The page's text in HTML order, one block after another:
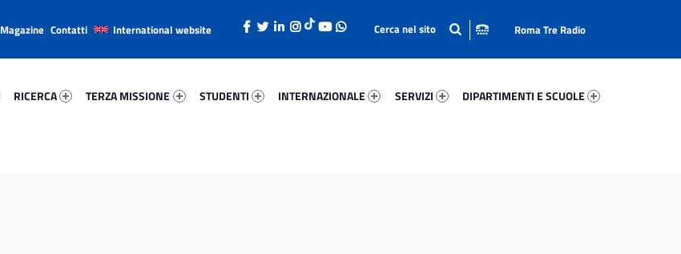
RICERCA
TERZA MISSIONE
STUDENTI
INTERNAZIONALE
SERVIZI
DIPARTIMENTI E SCUOLE
Magazine Contatti International website Roma Tre Radio